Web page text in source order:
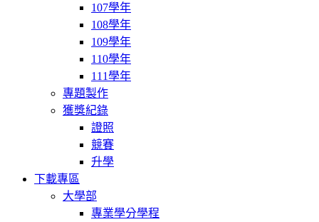
107學年
108學年
109學年
110學年
111學年
專題製作
獲獎紀錄
證照
競賽
升學
下載專區
大學部
專業學分學程